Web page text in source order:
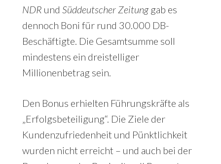
NDR und Süddeutscher Zeitunggab es
dennoch Boni für rund 30.000 DB-
Beschäftigte. Die Gesamtsumme soll
mindestens ein dreistelliger
Millionenbetrag sein.
Den Bonus erhielten Führungskräfte als
„Erfolgsbeteiligung“. Die Ziele der
Kundenzufriedenheit und Pünktlichkeit
wurden nicht erreicht – und auch bei der